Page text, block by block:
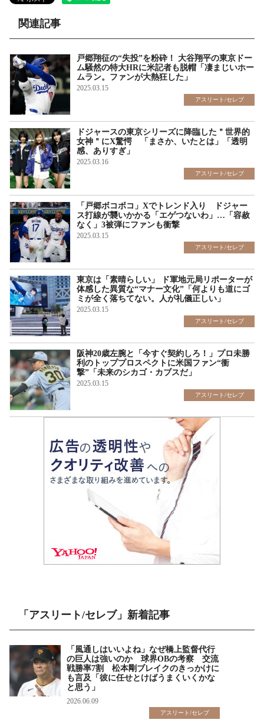
関連記事
戸郷翔征の“失投”を粉砕！ 大谷翔平の東京ドー
ム騒然の特大HRに米記者も脱帽「凄まじいホー
ムラン。ファンが大熱狂した」
2025.03.15
アスリート/セレブ
ドジャースの東京シリーズに降臨した＂世界的
女神＂にX驚愕 「まさか、いたとは」「透明
感、ありすぎ」
2025.03.16
アスリート/セレブ
「戸郷ボコボコ」Xでトレンド入り ドジャー
ス打線が襲いかかる「エゲつないわ」…「容赦
なく」3被弾にファンも衝撃
2025.03.15
アスリート/セレブ
東京は「素晴らしい」 ド軍地元局リポーターが
体感した異質な“マナー文化”「何よりも道にゴ
ミが全く落ちてない。人が礼儀正しい」
2025.03.15
アスリート/セレブ
阪神20歳左腕と「今すぐ契約しろ！」プロ未勝
利のトッププロスペクトに米国ファン“衝
撃”「未来のシカゴ・カブスだ」
2025.03.15
アスリート/セレブ
「アスリート/セレブ」新着記事
「風通しはいいよね」なぜ橋上監督代行
の巨人は強いのか 球界OBの考察 交流
戦勝率7割 松本剛ブレイクのきっかけに
も言及「彼に任せとけばうまくいくかな
と思う」
2026.06.09
アスリート/セレブ